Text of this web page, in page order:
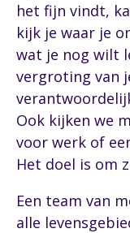
het fijn vindt,
kijk je waar je
wat je nog wilt
vergroting van
Ook kijken we
voor werk of
Het doel is om
Een team van
alle